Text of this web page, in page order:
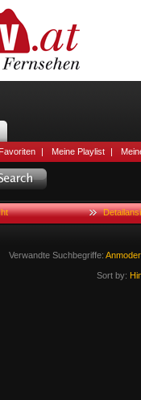
| Meine Playlist |
Verwandte Suchbegriffe:
Sort by: